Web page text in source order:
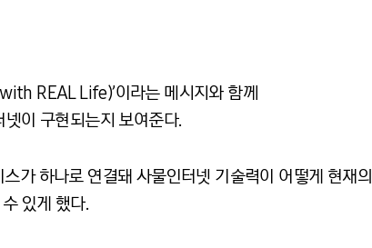
REAL Life)’이라는 메시지와 함께
이 구현되는지 보여준다.
가 하나로 연결돼 사물인터넷 기술력이 어떻게 현재의
있게 했다.